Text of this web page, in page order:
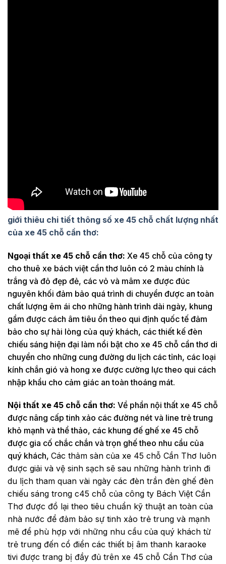
giới thiêu chi tiết thông số xe 45 chỗ chất lượng nhất
của xe 45 chỗ cần thơ:
Ngoại thất xe 45 chỗ cần thơ: Xe 45 chỗ của công ty
cho thuê xe bách việt cần thơ luôn có 2 màu chính là
trắng và đỏ đẹp đẻ, các vỏ và mâm xe được đúc
nguyên khối đảm bảo quá trình di chuyển được an toàn
chất lượng êm ái cho những hành trình dài ngày, khung
gầm được cách âm tiêu ồn theo qui định quốc tế đảm
bảo cho sự hài lòng của quý khách, các thiết kế đèn
chiếu sáng hiện đại làm nổi bật cho xe 45 chỗ cần thơ di
chuyển cho những cung đường du lịch các tỉnh, các loại
kính chắn gió và hong xe được cường lực theo qui cách
nhập khẩu cho cảm giác an toàn thoáng mát.
Nội thất xe 45 chỗ cần thơ: Về phần nội thất xe 45 chỗ
được nâng cấp tinh xảo các đường nét và line trẻ trung
khỏ mạnh và thể thảo, các khung đế ghế xe 45 chỗ
được gia cố chắc chắn và trọn ghế theo nhu cầu của
quý khách, Các thảm sàn của xe 45 chỗ Cần Thơ luôn
được giải và vệ sinh sạch sẽ sau những hành trình đi
du lịch tham quan vài ngày các đèn trần đèn ghế đèn
chiếu sáng trong c45 chỗ của công ty Bách Việt Cần
Thơ được đồ lại theo tiêu chuẩn kỹ thuật an toàn của
nhà nước để đảm bảo sự tinh xảo trẻ trung và mạnh
mẽ để phù hợp với những nhu cầu của quý khách từ
trẻ trung đến cổ điển các thiết bị âm thanh karaoke
tivi được trang bị đầy đủ trên xe 45 chỗ Cần Thơ của